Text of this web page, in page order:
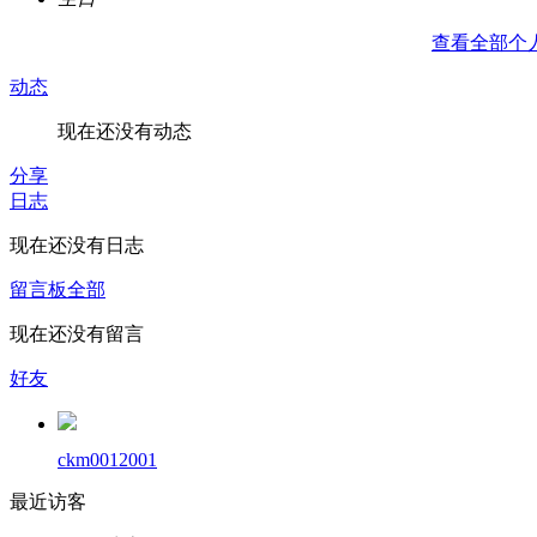
查看全部个
动态
现在还没有动态
分享
日志
现在还没有日志
留言板全部
现在还没有留言
好友
ckm0012001
最近访客